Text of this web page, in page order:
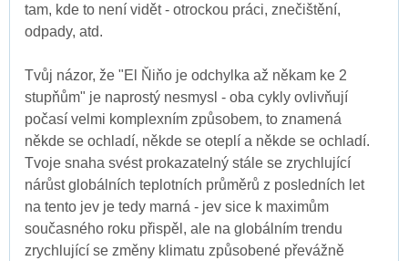
tam, kde to není vidět - otrockou práci, znečištění,
odpady, atd.
Tvůj názor, že "El Ňiňo je odchylka až někam ke 2
stupňům" je naprostý nesmysl - oba cykly ovlivňují
počasí velmi komplexním způsobem, to znamená
někde se ochladí, někde se oteplí a někde se ochladí.
Tvoje snaha svést prokazatelný stále se zrychlující
nárůst globálních teplotních průměrů z posledních let
na tento jev je tedy marná - jev sice k maximům
současného roku přispěl, ale na globálním trendu
zrychlující se změny klimatu způsobené převážně